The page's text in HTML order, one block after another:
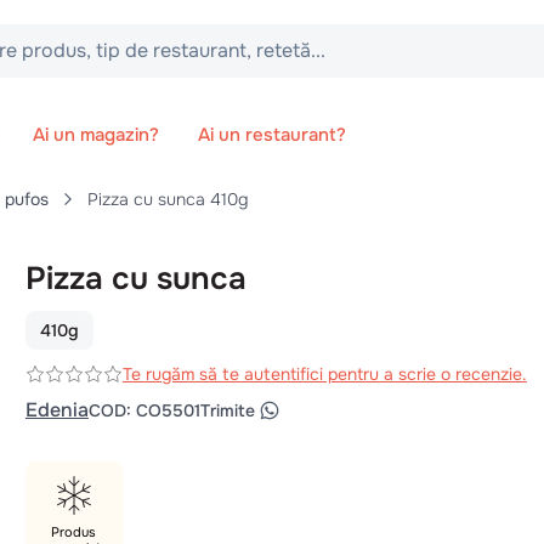
tip de restaurant, retetă...
Ai un magazin? Ai un restaurant?
pufos Pizza cu sunca 410g
Pizza cu sunca
410g
Te rugăm să te autentifici pentru a scrie o recenzie.
EdeniaCOD: CO5501Trimite
Produs